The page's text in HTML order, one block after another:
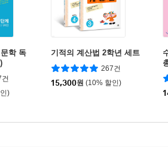
학 독
)
기적의 계산법 2학년 세트
267건
15,300원 (10% 할인)